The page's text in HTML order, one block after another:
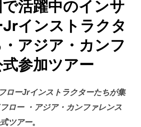
活躍中のインサ
インストラクタ
アジア・カンフ
参加ツアー
ローJrインストラクターたちが集
ロー ・アジア・カンファレンス
ツアー。